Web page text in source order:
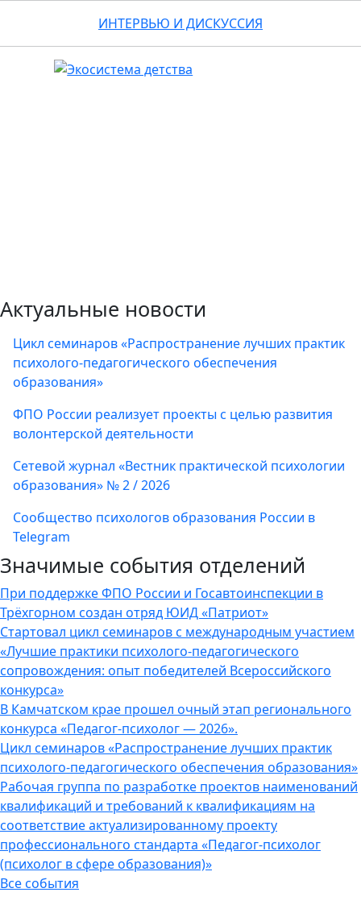
ИНТЕРВЬЮ И ДИСКУССИЯ
Актуальные новости
Цикл семинаров «Распространение лучших практик
психолого-педагогического обеспечения
образования»
ФПО России реализует проекты с целью развития
волонтерской деятельности
Сетевой журнал «Вестник практической психологии
образования» № 2 / 2026
Сообщество психологов образования России в
Telegram
Значимые события отделений
При поддержке ФПО России и Госавтоинспекции в
Трёхгорном создан отряд ЮИД «Патриот»
Стартовал цикл семинаров с международным участием
«Лучшие практики психолого-педагогического
сопровождения: опыт победителей Всероссийского
конкурса»
В Камчатском крае прошел очный этап регионального
конкурса «Педагог-психолог — 2026».
Цикл семинаров «Распространение лучших практик
психолого-педагогического обеспечения образования»
Рабочая группа по разработке проектов наименований
квалификаций и требований к квалификациям на
соответствие актуализированному проекту
профессионального стандарта «Педагог-психолог
(психолог в сфере образования)»
Все события